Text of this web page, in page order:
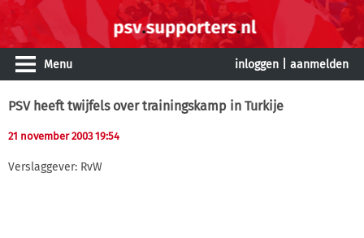
Menu inloggen aanmelden
PSV heeft twijfels over trainingskamp in Turkije
21 november 2003 19:54
Verslaggever: RvW